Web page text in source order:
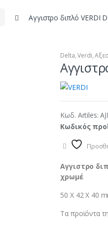
Αγγιστρο διπλό VERDI
Delta,Verdi,
Κωδ. Artiles:
Κωδικός
Αγγιστρο
χρωμέ
50 Χ 42 Χ 40
Τα προϊόντα